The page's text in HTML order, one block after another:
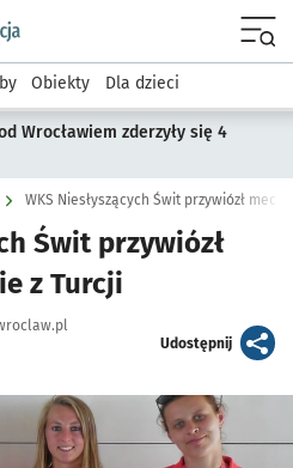
podserwis: Sport i rekreacja
Obiekty Dla dzieci
Wrocławiem zderzyły się 4
WKS Niesłyszących Świt przywiózł
Świt przywiózł
z Turcji
Udostępnijartykuł